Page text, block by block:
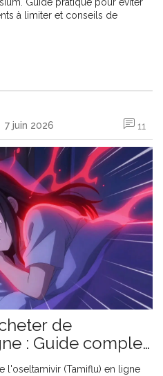
à limiter et conseils de
7 juin 2026 11
de
: Guide complet
l'oseltamivir (Tamiflu) en ligne